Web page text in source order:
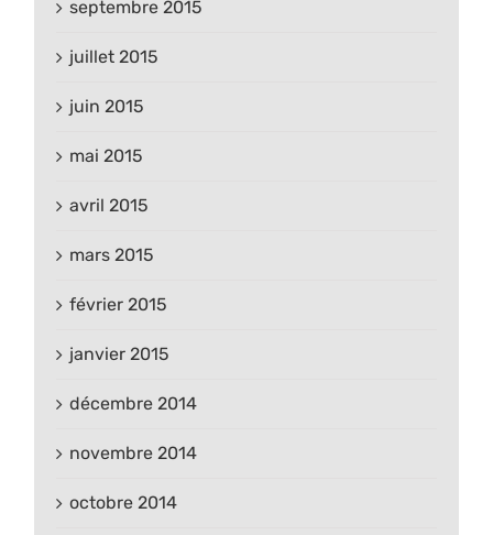
septembre 2015
juillet 2015
juin 2015
mai 2015
avril 2015
mars 2015
février 2015
janvier 2015
décembre 2014
novembre 2014
octobre 2014